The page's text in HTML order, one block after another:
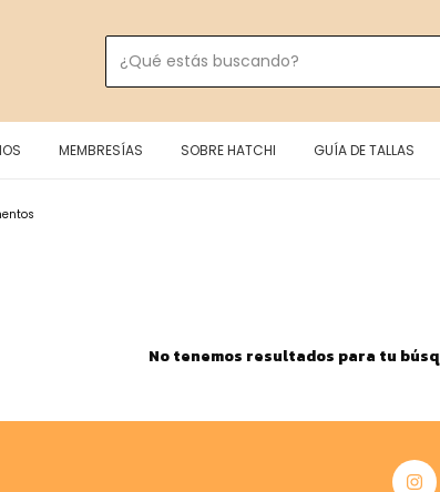
MEMBRESÍAS SOBRE HATCHI GUÍA DE TALLAS
No tenemos resultados para tu